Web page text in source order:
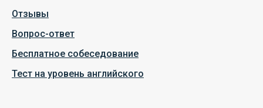
Отзывы
Вопрос-ответ
Бесплатное собеседование
Тест на уровень английского